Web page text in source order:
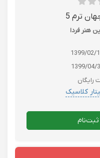
ترم 5
هنر فردا
1399/02/
1399/04/
رایگان
کلاسیک
ثبت‌نام